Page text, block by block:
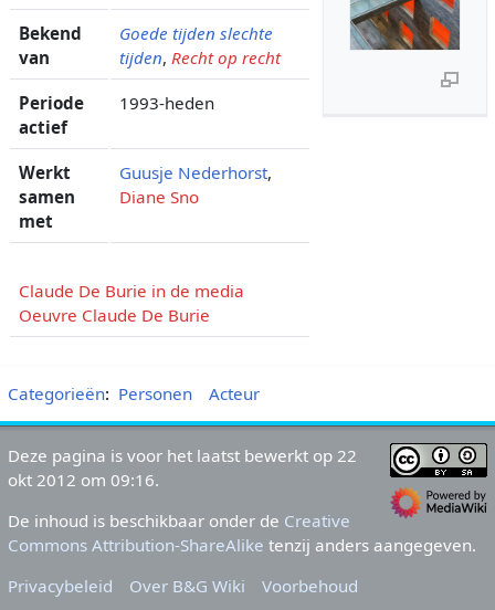
Bekend
van
Goede tijden slechte
tijden, Recht op recht
Periode
actief
1993-heden
Werkt
samen
met
Guusje Nederhorst,
Diane Sno
Claude De Burie in de media
Oeuvre Claude De Burie
Categorieën: Personen Acteur
Deze pagina is voor het laatst bewerkt op 22
okt 2012 om 09:16.
De inhoud is beschikbaar onder de Creative
Commons Attribution-ShareAlike tenzij anders aangegeven.
Privacybeleid
Over B&G Wiki Voorbehoud